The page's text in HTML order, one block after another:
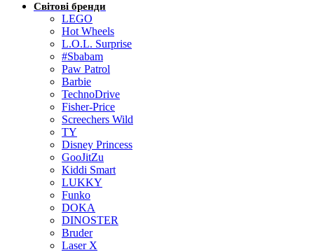
Світові бренди
LEGO
Hot Wheels
L.O.L. Surprise
#Sbabam
Paw Patrol
Barbie
TechnoDrive
Fisher-Price
Screechers Wild
TY
Disney Princess
GooJitZu
Kiddi Smart
LUKKY
Funko
DOKA
DINOSTER
Bruder
Laser X